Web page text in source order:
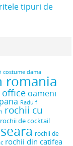
tipuri de
costume dama
romania
oameni
Radu f
rochii cu
rochii de cocktail
rochii de
rochii din catifea